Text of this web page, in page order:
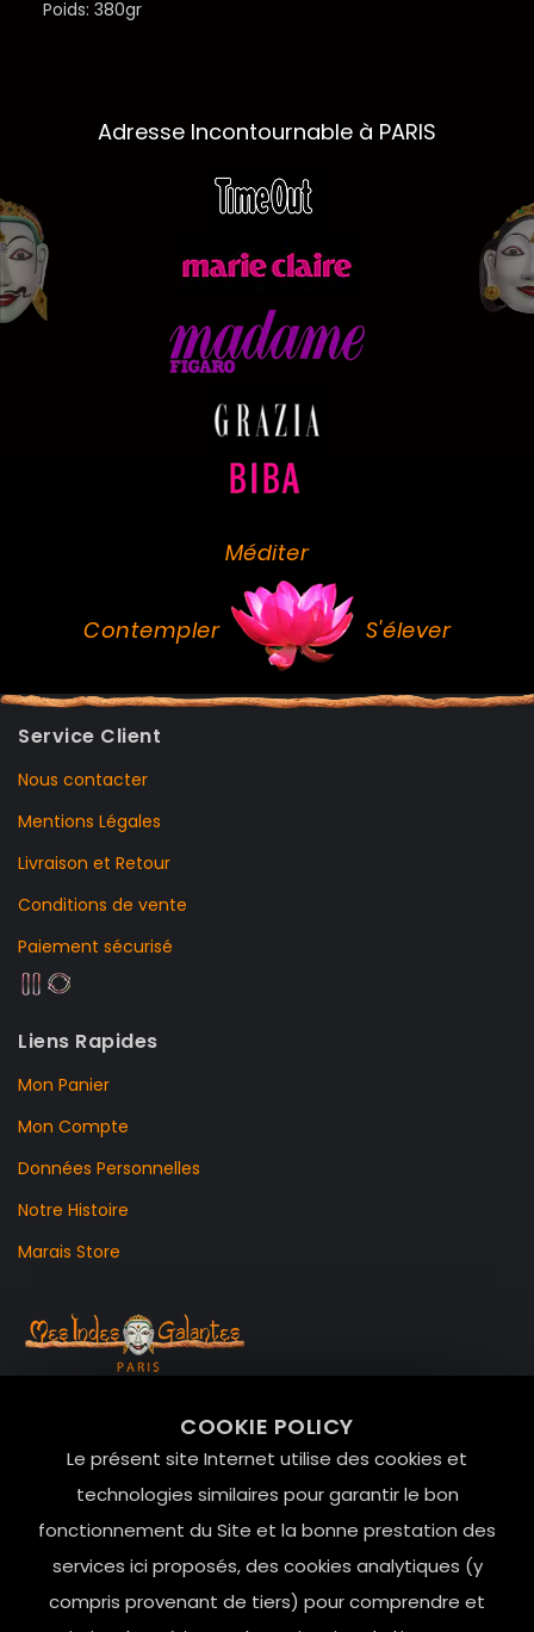
COOKIE POLICY
Le présent site Internet utilise des cookies et
technologies similaires pour garantir le bon
fonctionnement du Site et la bonne prestation des
services ici proposés, des cookies analytiques (y
compris provenant de tiers) pour comprendre et
Poids: 380gr
Adresse Incontournable à PARIS
Méditer
Contempler S'élever
Service Client
Nous contacter
Mentions Légales
Livraison et Retour
Conditions de vente
Paiement sécurisé
Liens Rapides
Mon Panier
Mon Compte
Données Personnelles
Notre Histoire
Marais Store
Le Marais, 75004 Paris
contact@mesindesgalantes.com
01.42.72.42.51